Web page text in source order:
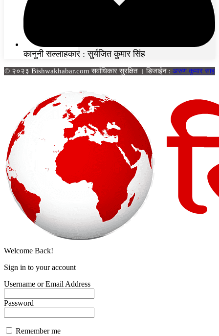
कानुनी सल्लाहकार : सुर्यजित कुमार सिंह
© २०२३ Bishwakhabar.com सर्वाधिकार सुरक्षित । डिजाईन : अरुण कुमार साह
Welcome Back!
Sign in to your account
Username or Email Address
Password
Remember me